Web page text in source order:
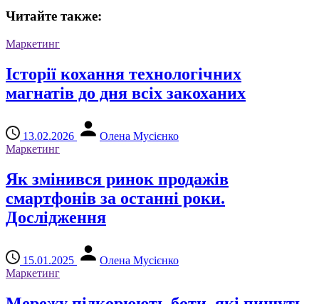
Читайте также:
Маркетинг
Історії кохання технологічних
магнатів до дня всіх закоханих
13.02.2026
Олена Мусієнко
Маркетинг
Як змінився ринок продажів
смартфонів за останні роки.
Дослідження
15.01.2025
Олена Мусієнко
Маркетинг